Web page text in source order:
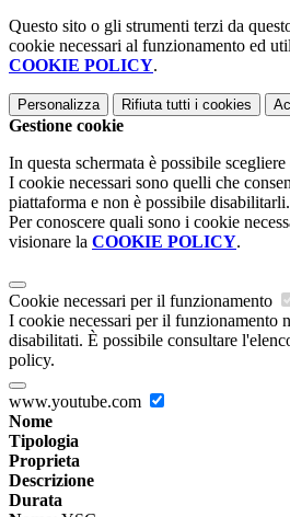
Questo sito o gli strumenti terzi da
cookie necessari al funzionamento ed
COOKIE POLICY.
Personalizza Rifiuta tutti i cookies
Gestione cookie
In questa schermata è possibile
I cookie necessari sono quelli che
piattaforma e non è possibile disabilitarli.
Per conoscere quali sono i cookie
visionare la COOKIE POLICY.
Cookie necessari per il funzionamento
I cookie necessari per il funzionamento
disabilitati. È possibile consultare
policy.
www.youtube.com
Nome
Tipologia
Proprieta
Descrizione
Durata